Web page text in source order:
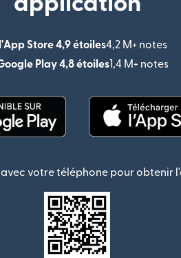
Store 4,9 étoiles4,2 M+ notes
Play 4,8 étoiles1,4 M+ notes
avec votre téléphone pour obtenir